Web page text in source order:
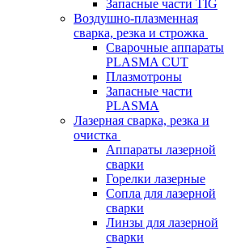
Запасные части TIG
Воздушно-плазменная
сварка, резка и строжка
Сварочные аппараты
PLASMA CUT
Плазмотроны
Запасные части
PLASMA
Лазерная сварка, резка и
очистка
Аппараты лазерной
сварки
Горелки лазерные
Сопла для лазерной
сварки
Линзы для лазерной
сварки